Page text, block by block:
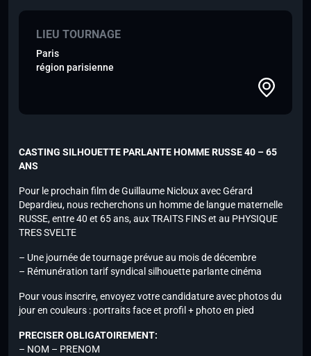
LIEU TOURNAGE
Paris
région parisienne
CASTING SILHOUETTE PARLANTE HOMME RUSSE 40 – 65
ANS
Pour le prochain film de Guillaume Nicloux avec Gérard
Depardieu, nous recherchons un homme de langue maternelle
RUSSE, entre 40 et 65 ans, aux TRAITS FINS et au PHYSIQUE
TRES SVELTE
– Une journée de tournage prévue au mois de décembre
– Rémunération tarif syndical silhouette parlante cinéma
Pour vous inscrire, envoyez votre candidatureavec photos du
jour en couleurs : portraits face et profil + photo en pied
PRECISER OBLIGATOIREMENT:
– NOM – PRENOM